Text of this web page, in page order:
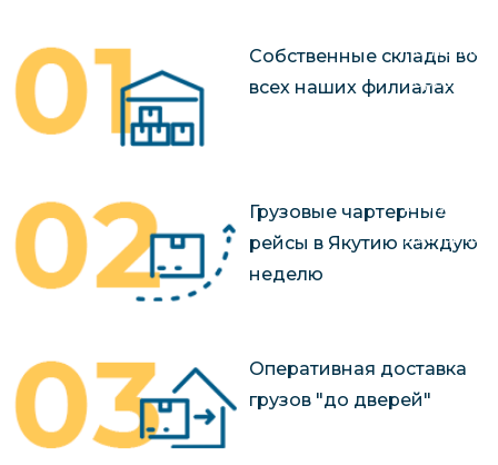
перевозки
в Якутию
Доставка
Собственные склады во
всех наших филиалах
Грузовые чартерные
рейсы в Якутию каждую
неделю
Оперативная доставка
грузов "до дверей"